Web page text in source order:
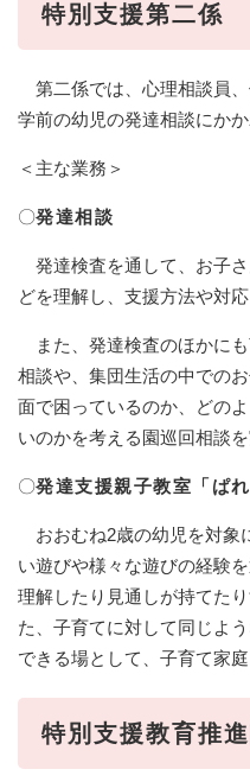
特別支援第二係
第二係では、心理相談員
学前の幼児の発達相談にか
＜主な業務＞
〇発達相談
発達検査を通して、お子
どを理解し、支援方法や対
また、発達検査のほかに
相談や、集団生活の中での
面で困っているのか、どの
いのかを考える園巡回相談を
〇発達支援親子教室「ぱれ
おおむね2歳の幼児を対象
い遊びや様々な遊びの経験
理解したり見通しが持てた
た、子育てに対して同じよ
できる場として、子育て家
特別支援教育推